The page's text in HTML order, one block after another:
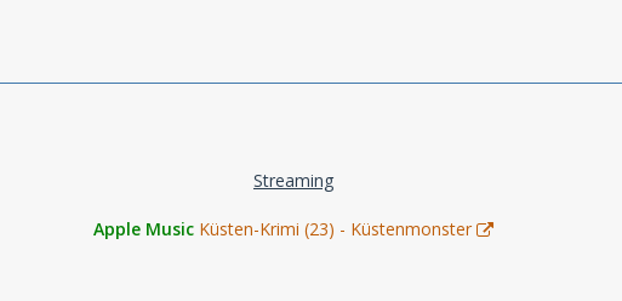
Streaming
Apple Music Küsten-Krimi (23) - Küstenmonster